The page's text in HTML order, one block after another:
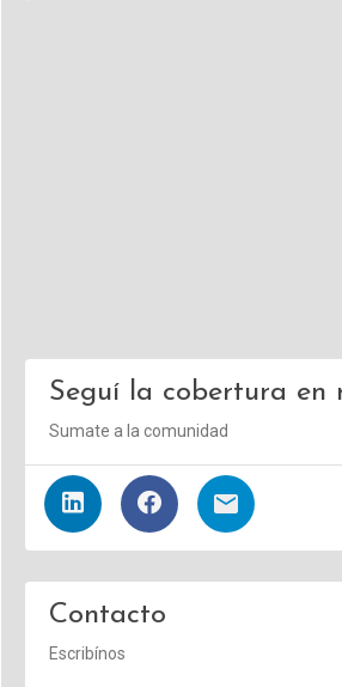
Seguí la cobertura en
Sumate a la comunidad
Contacto
Escribínos